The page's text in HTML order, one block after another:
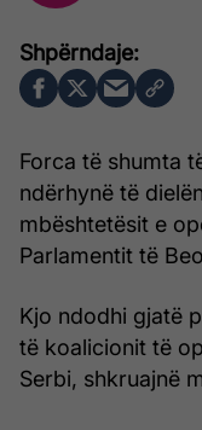
Forca të shumta
ndërhynë të
mbështetësit e
Parlamentit të
Kjo ndodhi gjatë
të koalicionit të
Serbi, shkruajnë